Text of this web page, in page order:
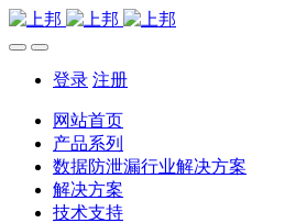
登录 注册
网站首页
产品系列
数据防泄漏行业解决方案
解决方案
技术支持